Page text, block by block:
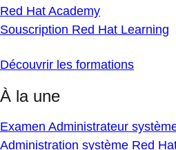
Red Hat Academy
Souscription Red Hat Learning
Découvrir les formations
À la une
Examen Administrateur
Administration système Red